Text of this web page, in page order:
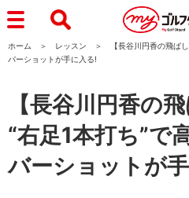
ホーム レッスン
【長谷川円香の飛ば
バーショットが手に入る!
【長谷川円香の
“右足1本打ち”で
バーショットが